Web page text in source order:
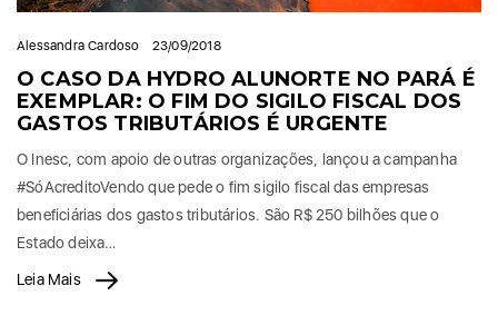
Alessandra Cardoso 23/09/2018
O CASO DA HYDRO ALUNORTE NO PARÁ É
EXEMPLAR: O FIM DO SIGILO FISCAL DOS
GASTOS TRIBUTÁRIOS É URGENTE
O Inesc, com apoio de outras organizações, lançou a campanha
#SóAcreditoVendo que pede o fim sigilo fiscal das empresas
beneficiárias dos gastos tributários. São R$ 250 bilhões que o
Estado deixa…
Leia Mais